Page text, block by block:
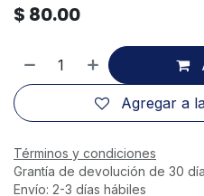
$ 80.00
Agregar a
Términos y condiciones
Grantía de devolución de 30
Envío: 2-3 días hábiles